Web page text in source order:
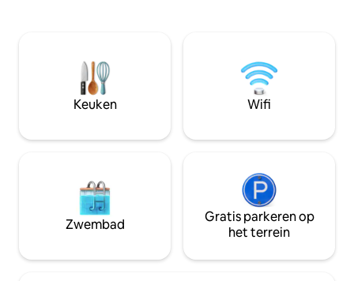
reservaat ligt verscholen te midden van
een prachtige omgeving en biedt een
prachtige mix van moderne
voorzieningen en natuurlijke
Keuken Wifi
Zwembad
Gratis parkeren op
het terrein